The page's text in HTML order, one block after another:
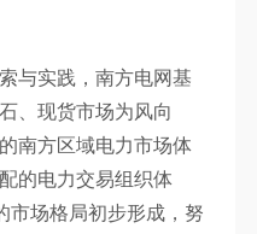
与实践，南方电网基
、现货市场为风向
南方区域电力市场体
的电力交易组织体
市场格局初步形成，努